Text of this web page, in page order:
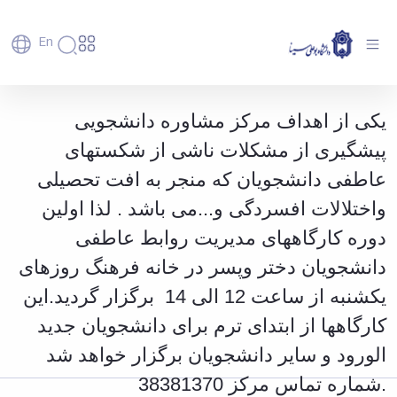
En
دانشگاه
تاریخچه
و
معرفی
برنامه
راهبردی
دانشگاه
نقشه
دانشگاه
ساختار
سازمانی
سازمان
دانشگاه
ریاست
معاونت
آموزش
پذیرش
کارشناسی
تحصیلات
تکمیلی
پسا
دکترا
استعدادهای
درخشان
دانشجویان
غیرایرانی
مهمانی
و
انتقال
حمایت‌های
تحصیلی
پژوهش
فناوری و
کارآفرینی
دفتر
ارتباط
با
صنعت
پردیس
علم
فناوری
مراکز
تحقیقات
و فناوری
پژوهشکده
دانشکده‌ها
پردیس
اصلی
مهندسی
کشاورزی
شیمی
علوم
علوم
انسانی
هنر
و
معماری
رفاهی
رفاهی
پرسنل
اداره
رفاه
کارکنان
مهمانسرای
دانشگاه
رفاهی
دانشجویان
مدیریت
امور
دانشجویان
اعضای
علمی
دانشجویان
فارغ
التحصیلان
فوق
برنامه
فعالیت‌های
دانشجویی
انجمن‌های
علمی
پایگاه
خبری
بسنا
پیشخوان
برگزاری کارگاه آموزشی مدیریت روابط
عاطفی(شکست عاطفی ) - دانشگاه بوعلی سینا
همدان
یکی از اهداف مرکز مشاوره دانشجویی
پیشگیری از مشکلات ناشی از شکستهای
عاطفی دانشجویان که منجر به افت تحصیلی
واختلالات افسردگی و...می باشد . لذا اولین
دوره کارگاههای مدیریت روابط عاطفی
دانشجویان دختر وپسر در خانه فرهنگ روزهای
یکشنبه از ساعت 12 الی 14 برگزار گردید.این
کارگاهها از ابتدای ترم برای دانشجویان جدید
الورود و سایر دانشجویان برگزار خواهد شد
.شماره تماس مرکز 38381370